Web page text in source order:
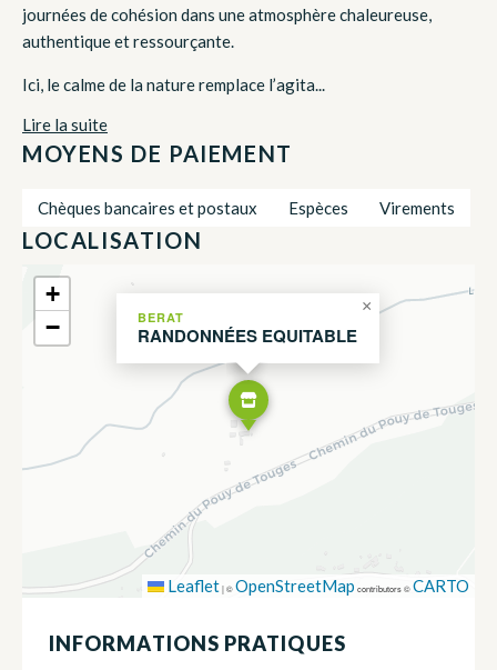
journées de cohésion dans une atmosphère chaleureuse,
authentique et ressourçante.
Ici, le calme de la nature remplace l’agita...
Lire la suite
MOYENS DE PAIEMENT
Chèques bancaires et postaux Espèces Virements
LOCALISATION
BERAT
RANDONNÉES EQUITABLE
×
+
−
Leaflet|©OpenStreetMap contributors ©CARTO
INFORMATIONS PRATIQUES